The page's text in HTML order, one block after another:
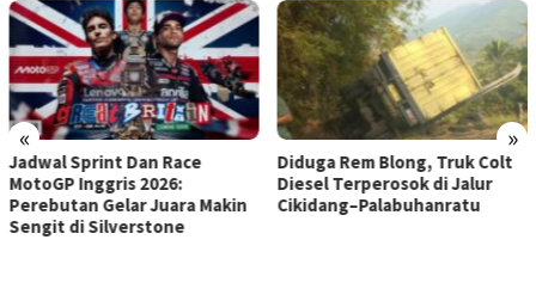
« »
Jadwal Sprint Dan Race
MotoGP Inggris 2026:
Perebutan Gelar Juara Makin
Sengit di Silverstone
Diduga Rem Blong, Truk Colt
Diesel Terperosok di Jalur
Cikidang–Palabuhanratu